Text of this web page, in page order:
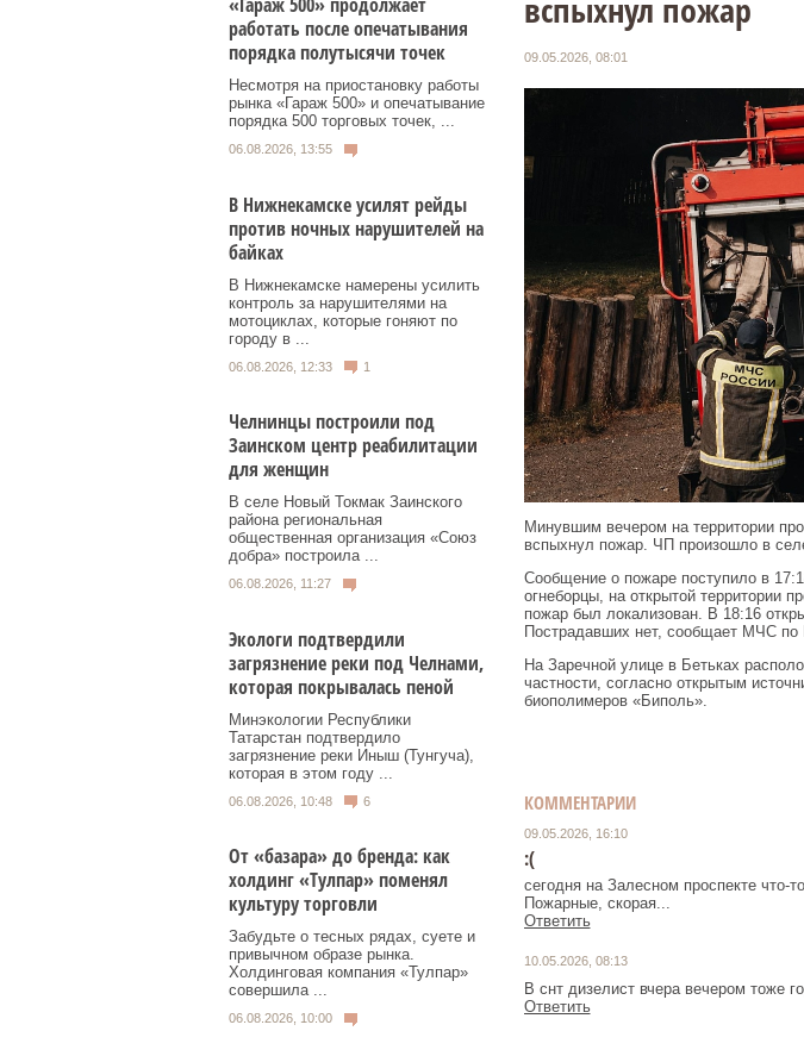
работать после опечатывания
порядка полутысячи точек
Несмотря на приостановку работы
рынка «Гараж 500» и опечатывание
порядка 500 торговых точек, ...
06.08.2026, 13:55
В Нижнекамске усилят рейды
против ночных нарушителей на
байках
В Нижнекамске намерены усилить
контроль за нарушителями на
мотоциклах, которые гоняют по
городу в ...
06.08.2026, 12:33 1
Челнинцы построили под
Заинском центр реабилитации
для женщин
В селе Новый Токмак Заинского
района региональная
общественная организация «Союз
добра» построила ...
06.08.2026, 11:27
Экологи подтвердили
загрязнение реки под Челнами,
которая покрывалась пеной
Минэкологии Республики
Татарстан подтвердило
загрязнение реки Иныш (Тунгуча),
которая в этом году ...
06.08.2026, 10:48 6
От «базара» до бренда: как
холдинг «Тулпар» поменял
культуру торговли
Забудьте о тесных рядах, суете и
привычном образе рынка.
Холдинговая компания «Тулпар»
совершила ...
06.08.2026, 10:00
вспыхнул пожар
09.05.2026, 08:01
Минувшим вечером на территории
вспыхнул пожар. ЧП произошло в
Сообщение о пожаре поступило в
огнеборцы, на открытой территории
пожар был локализован. В 18:16
Пострадавших нет, сообщает МЧС по
На Заречной улице в Бетьках
частности, согласно открытым
биополимеров «Биполь».
КОММЕНТАРИИ
09.05.2026, 16:10
:(
сегодня на Залесном проспекте что-
Пожарные, скорая...
Ответить
10.05.2026, 08:13
В снт дизелист вчера вечером тоже
Ответить